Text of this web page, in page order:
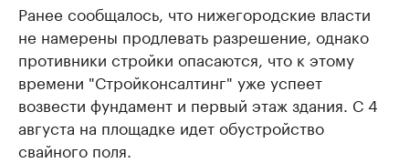
Ранее сообщалось, что нижегородские власти
не намерены продлевать разрешение, однако
противники стройки опасаются, что к этому
времени "Стройконсалтинг" уже успеет
возвести фундамент и первый этаж здания. С 4
августа на площадке идет обустройство
свайного поля.